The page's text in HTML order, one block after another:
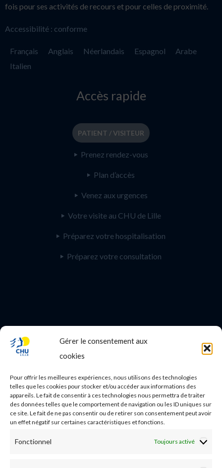
Gérer le consentement aux
cookies
Pour offrir les meilleures expériences, nous utilisons des technologies
telles que les cookies pour stocker et/ou accéder aux informations des
appareils. Le fait de consentir à ces technologies nous permettra de traiter
des données telles que le comportement de navigation ou les ID uniques sur
ce site. Le fait de ne pas consentir ou de retirer son consentement peut avoir
un effet négatif sur certaines caractéristiques et fonctions.
Fonctionnel Toujours activé
fois pour ses activités de recours et pour celles de proximité.
Accessibilité : conforme
Français Anglais Néerlandais Espagnol
Arabe
Italien
Accès rapide
PATIENT / VISITEUR
Prenez rendez-vous
Plan d’accès
Venez aux urgences
Votre visite au CHU de Lille
Préparez votre hospitalisation
Préparez votre consultation
PROFESSIONNEL DE SANTE
Nos essais cliniques
Ecoles paramédicales